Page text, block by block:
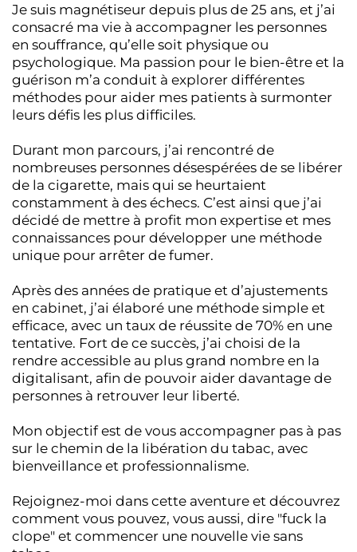
Je suis magnétiseur depuis plus de 25 ans, et j’ai
consacré ma vie à accompagner les personnes
en souffrance, qu’elle soit physique ou
psychologique. Ma passion pour le bien-être et la
guérison m’a conduit à explorer différentes
méthodes pour aider mes patients à surmonter
leurs défis les plus difficiles.
Durant mon parcours, j’ai rencontré de
nombreuses personnes désespérées de se libérer
de la cigarette, mais qui se heurtaient
constamment à des échecs. C’est ainsi que j’ai
décidé de mettre à profit mon expertise et mes
connaissances pour développer une méthode
unique pour arrêter de fumer.
Après des années de pratique et d’ajustements
en cabinet, j’ai élaboré une méthode simple et
efficace, avec un taux de réussite de 70% en une
tentative. Fort de ce succès, j’ai choisi de la
rendre accessible au plus grand nombre en la
digitalisant, afin de pouvoir aider davantage de
personnes à retrouver leur liberté.
Mon objectif est de vous accompagner pas à pas
sur le chemin de la libération du tabac, avec
bienveillance et professionnalisme.
Rejoignez-moi dans cette aventure et découvrez
comment vous pouvez, vous aussi, dire "fuck la
clope" et commencer une nouvelle vie sans